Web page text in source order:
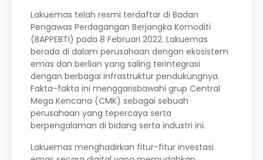
Lakuemas telah resmi terdaftar di Badan
Pengawas Perdagangan Berjangka Komoditi
(BAPPEBTI) pada 8 Februari 2022. Lakuemas
berada di dalam perusahaan dengan ekosistem
emas dan berlian yang saling terintegrasi
dengan berbagai infrastruktur pendukungnya.
Fakta-fakta ini menggarisbawahi grup Central
Mega Kencana (CMK) sebagai sebuah
perusahaan yang tepercaya serta
berpengalaman di bidang serta industri ini.
Lakuemas menghadirkan fitur-fitur investasi